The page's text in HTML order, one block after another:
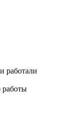
работали
работы